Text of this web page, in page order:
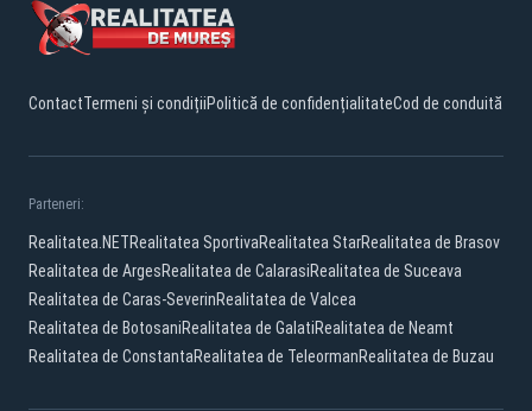
ContactTermeni și condițiiPolitică de confidențialitateCod de conduită
Parteneri:
Realitatea.NETRealitatea SportivaRealitatea StarRealitatea de Brasov
Realitatea de ArgesRealitatea de CalarasiRealitatea de Suceava
Realitatea de Caras-SeverinRealitatea de Valcea
Realitatea de BotosaniRealitatea de GalatiRealitatea de Neamt
Realitatea de ConstantaRealitatea de TeleormanRealitatea de Buzau